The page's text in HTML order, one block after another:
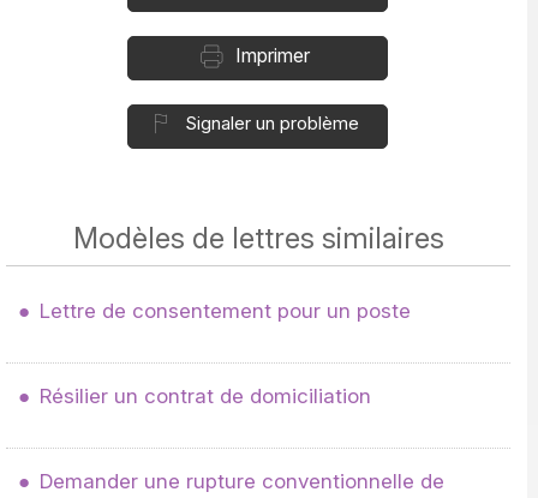
Imprimer
Signaler un problème
Modèles de lettres similaires
Lettre de consentement pour un poste
Résilier un contrat de domiciliation
Demander une rupture conventionnelle de